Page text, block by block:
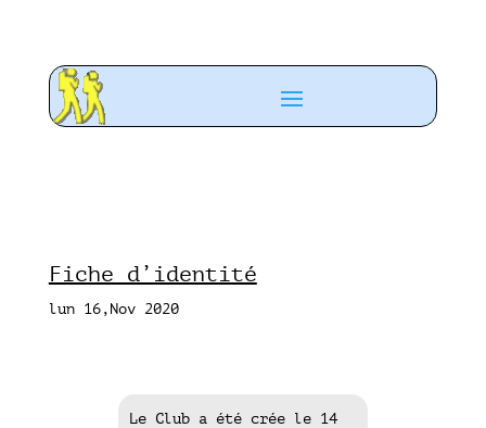
Fiche d’identité
lun 16,Nov 2020
Le Club a été crée le 14